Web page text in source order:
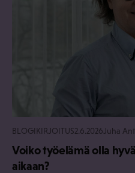
BLOGIKIRJOITUS2.6.2026 Juha
Voiko työelämä olla
aikaan?